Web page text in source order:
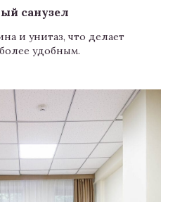
санузел
и унитаз, что делает
удобным.